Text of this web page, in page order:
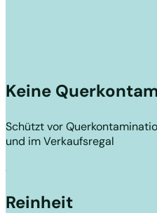
Keine
Schützt vor
und im Verkaufsregal
Reinheit